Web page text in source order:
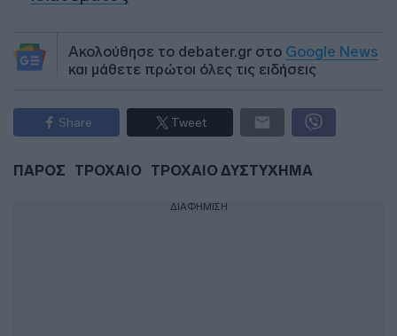
Ακολούθησε το debater.gr στο Google News
και μάθετε πρώτοι όλες τις ειδήσεις
Share Tweet
ΠΑΡΟΣ ΤΡΟΧΑΙΟ ΤΡΟΧΑΙΟ ΔΥΣΤΥΧΗΜΑ
ΔΙΑΦΗΜΙΣΗ